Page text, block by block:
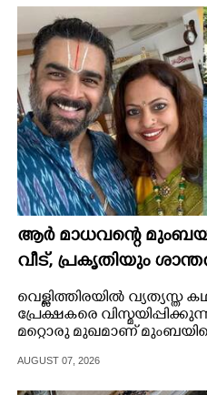
CARTOONS
LITERATURE
ZOOM
CONTACT US
ആർ മാധവന്റെ
വീട്,​ പ്രകൃതിയും
വെള്ളിത്തിരയിൽ വ്യത്യസ്ത
പ്രേക്ഷകരെ
മറ്റൊരു മുഖമാണ്
AUGUST 07, 2026